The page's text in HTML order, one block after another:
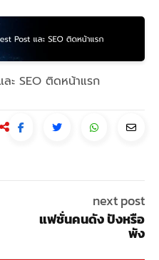
ะ SEO ติดหน้าแรก
next post
แฟชั่นคนดัง ปังหรือ
พัง